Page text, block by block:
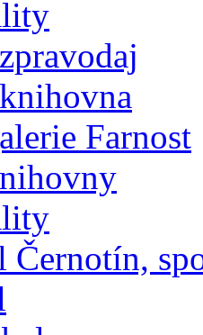
Farnost
Černotín,